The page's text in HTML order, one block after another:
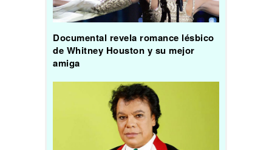
Documental revela romance lésbico
de Whitney Houston y su mejor
amiga